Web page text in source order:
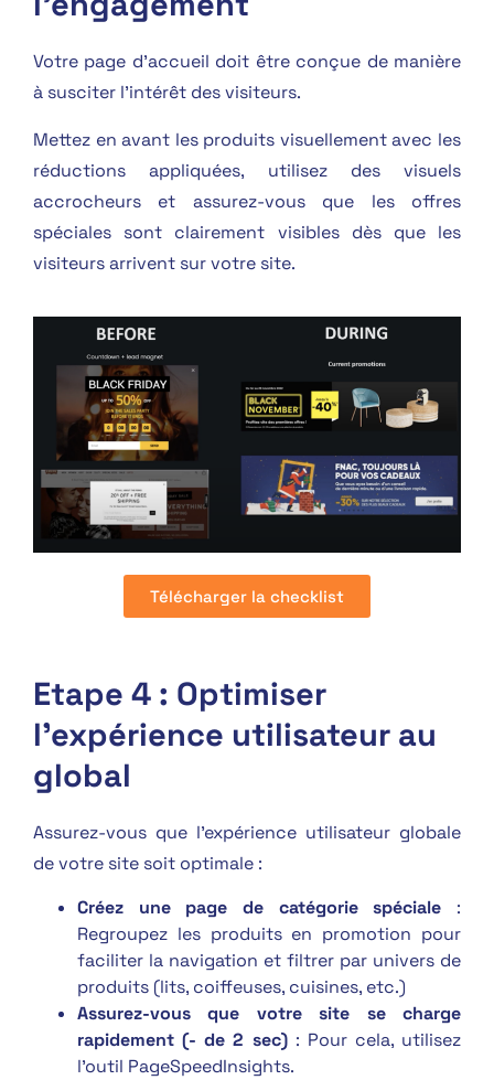
Votre page d’accueil doit être conçue de manière
à susciter l’intérêt des visiteurs.
Mettez en avant les produits visuellement avec les
réductions appliquées, utilisez des visuels
accrocheurs et assurez-vous que les offres
spéciales sont clairement visibles dès que les
visiteurs arrivent sur votre site.
Télécharger la checklist
Etape 4 : Optimiser
l’expérience utilisateur au
global
Assurez-vous que l’expérience utilisateur globale
de votre site soit optimale :
Créez une page de catégorie spéciale :
Regroupez les produits en promotion pour
faciliter la navigation et filtrer par univers de
produits (lits, coiffeuses, cuisines, etc.)
Assurez-vous que votre site se charge
rapidement (- de 2 sec): Pour cela, utilisez
l’outil PageSpeedInsights.